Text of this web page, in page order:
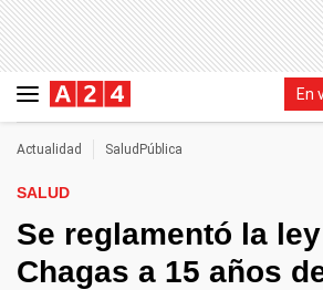
En
Actualidad SaludPública
SALUD
Se reglamentó la
Chagas a 15 años